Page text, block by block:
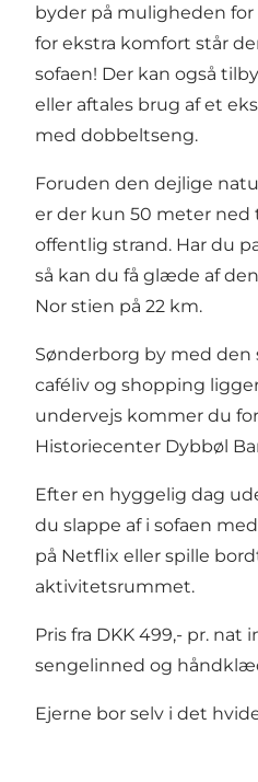
byder på muligheden for
for ekstra komfort står
sofaen! Der kan også
eller aftales brug af et
med dobbeltseng.
Foruden den dejlige
er der kun 50 meter ned
offentlig strand. Har du
så kan du få glæde af
Nor stien på 22 km.
Sønderborg by med
caféliv og shopping
undervejs kommer du
Historiecenter Dybbøl
Efter en hyggelig dag
du slappe af i sofaen
på Netflix eller spille
aktivitetsrummet.
Pris fra DKK 499,- pr.
sengelinned og
Ejerne bor selv i det